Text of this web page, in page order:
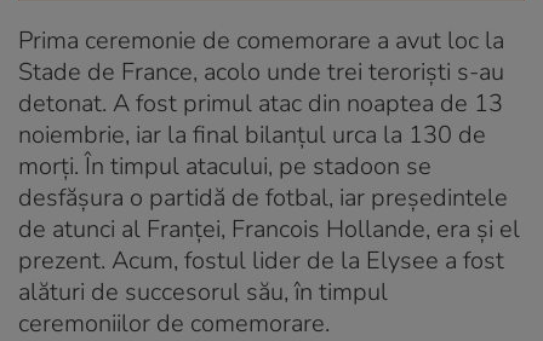
Prima ceremonie de comemorare a avut loc la
Stade de France, acolo unde trei teroriști s-au
detonat. A fost primul atac din noaptea de 13
noiembrie, iar la final bilanțul urca la 130 de
morți. În timpul atacului, pe stadoon se
desfășura o partidă de fotbal, iar președintele
de atunci al Franței, Francois Hollande, era și el
prezent. Acum, fostul lider de la Elysee a fost
alături de succesorul său, în timpul
ceremoniilor de comemorare.